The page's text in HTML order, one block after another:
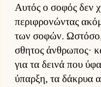
Αυ­τός ο σοφός δεν
περιφρονώντας
των σοφών.
σθητος άν­θρωπος·
για τα δεινά που
ύπαρ­ξη, τα δάκρυα